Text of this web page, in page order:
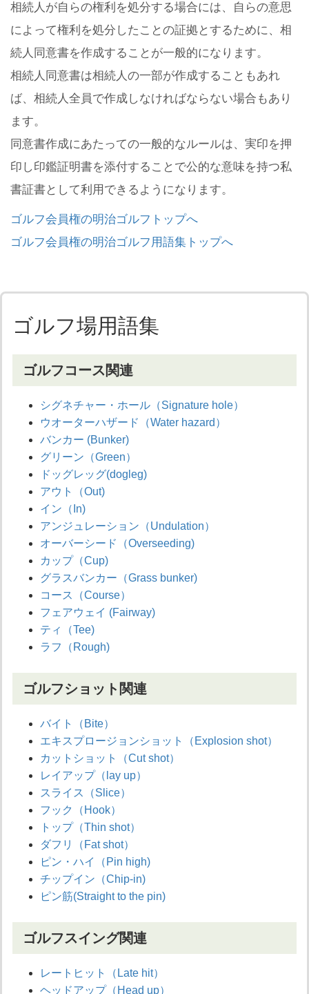
相続人が自らの権利を処分する場合には、自らの意思
によって権利を処分したことの証拠とするために、相
続人同意書を作成することが一般的になります。
相続人同意書は相続人の一部が作成することもあれ
ば、相続人全員で作成しなければならない場合もあり
ます。
同意書作成にあたっての一般的なルールは、実印を押
印し印鑑証明書を添付することで公的な意味を持つ私
書証書として利用できるようになります。
ゴルフ会員権の明治ゴルフトップへ
ゴルフ会員権の明治ゴルフ用語集トップへ
ゴルフ場用語集
ゴルフコース関連
シグネチャー・ホール（Signature hole）
ウオーターハザード（Water hazard）
バンカー (Bunker)
グリーン（Green）
ドッグレッグ(dogleg)
アウト（Out)
イン（In)
アンジュレーション（Undulation）
オーバーシード（Overseeding)
カップ（Cup)
グラスバンカー（Grass bunker)
コース（Course）
フェアウェイ (Fairway)
ティ（Tee)
ラフ（Rough)
ゴルフショット関連
バイト（Bite）
エキスプロージョンショット（Explosion shot）
カットショット（Cut shot）
レイアップ（lay up）
スライス（Slice）
フック（Hook）
トップ（Thin shot）
ダフリ（Fat shot）
ピン・ハイ（Pin high)
チップイン（Chip-in)
ピン筋(Straight to the pin)
ゴルフスイング関連
レートヒット（Late hit）
ヘッドアップ（Head up）